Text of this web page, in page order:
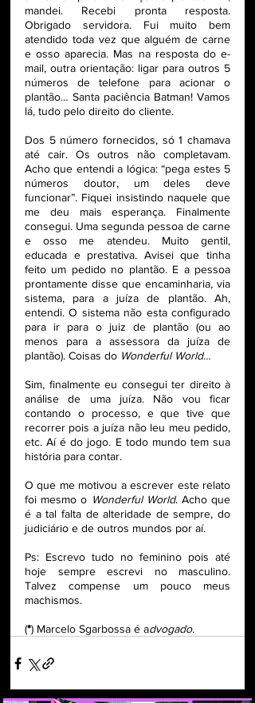
mandei. Recebi pronta resposta.
Obrigado servidora. Fui muito bem
atendido toda vez que alguém de carne
e osso aparecia. Mas na resposta do e-
mail, outra orientação: ligar para outros 5
números de telefone para acionar o
plantão… Santa paciência Batman! Vamos
lá, tudo pelo direito do cliente.
Dos 5 número fornecidos, só 1 chamava
até cair. Os outros não completavam.
Acho que entendi a lógica: “pega estes 5
números doutor, um deles deve
funcionar”. Fiquei insistindo naquele que
me deu mais esperança. Finalmente
consegui. Uma segunda pessoa de carne
e osso me atendeu. Muito gentil,
educada e prestativa. Avisei que tinha
feito um pedido no plantão. E a pessoa
prontamente disse que encaminharia, via
sistema, para a juíza de plantão. Ah,
entendi. O sistema não esta configurado
para ir para o juiz de plantão (ou ao
menos para a assessora da juíza de
plantão). Coisas do Wonderful World…
Sim, finalmente eu consegui ter direito à
análise de uma juíza. Não vou ficar
contando o processo, e que tive que
recorrer pois a juíza não leu meu pedido,
etc. Aí é do jogo. E todo mundo tem sua
história para contar.
O que me motivou a escrever este relato
foi mesmo o Wonderful World. Acho que
é a tal falta de alteridade de sempre, do
judiciário e de outros mundos por aí.
Ps: Escrevo tudo no feminino pois até
hoje sempre escrevi no masculino.
Talvez compense um pouco meus
machismos.
(*) Marcelo Sgarbossa é advogado.